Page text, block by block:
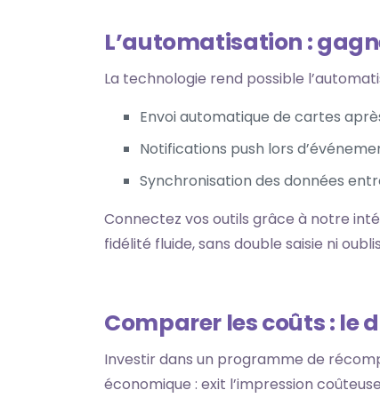
L’automatisation :
La technologie rend possible
Envoi automatique de cartes
Notifications push lors
Synchronisation des données
Connectez vos outils grâce à notre
fidélité fluide, sans double saisie ni
Comparer les coûts : le
Investir dans un programme de
économique : exit l’impression